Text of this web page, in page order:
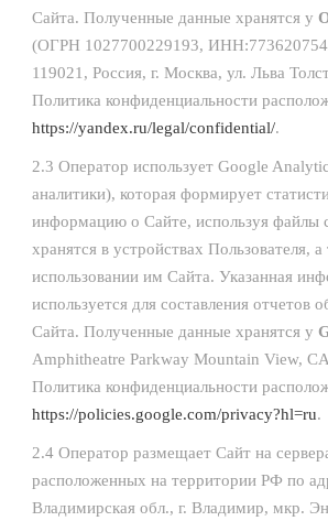
Сайта. Полученные данные хранятся у
(ОГРН 1027700229193,
119021, Россия, г. Москва, ул. Льва
Политика конфиденциальности
https://yandex.ru/legal/confidential/.
2.3 Оператор использует Google
аналитики), которая формирует
информацию о Сайте, используя файлы
хранятся в устройствах Пользователя,
использовании им Сайта. Указанная
используется для составления отчетов
Сайта. Полученные данные хранятся у
Amphitheatre Parkway Mountain View,
Политика конфиденциальности
https://policies.google.com/privacy?hl=ru.
2.4 Оператор размещает Сайт на
расположенных на территории РФ по
Владимирская обл., г. Владимир, мкр.